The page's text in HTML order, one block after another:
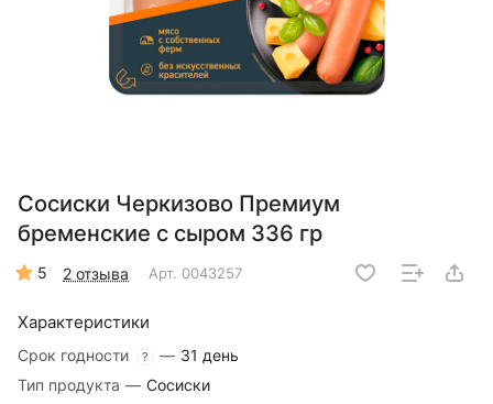
Сосиски Черкизово Премиум
бременские с сыром 336 гр
5 2 отзыва Арт. 0043257
Характеристики
Срок годности ? — 31 день
Тип продукта — Сосиски